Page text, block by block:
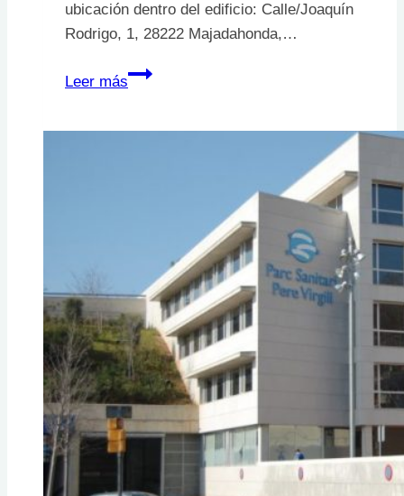
ubicación dentro del edificio: Calle/Joaquín
Rodrigo, 1, 28222 Majadahonda,…
Leer más
UNIDAD